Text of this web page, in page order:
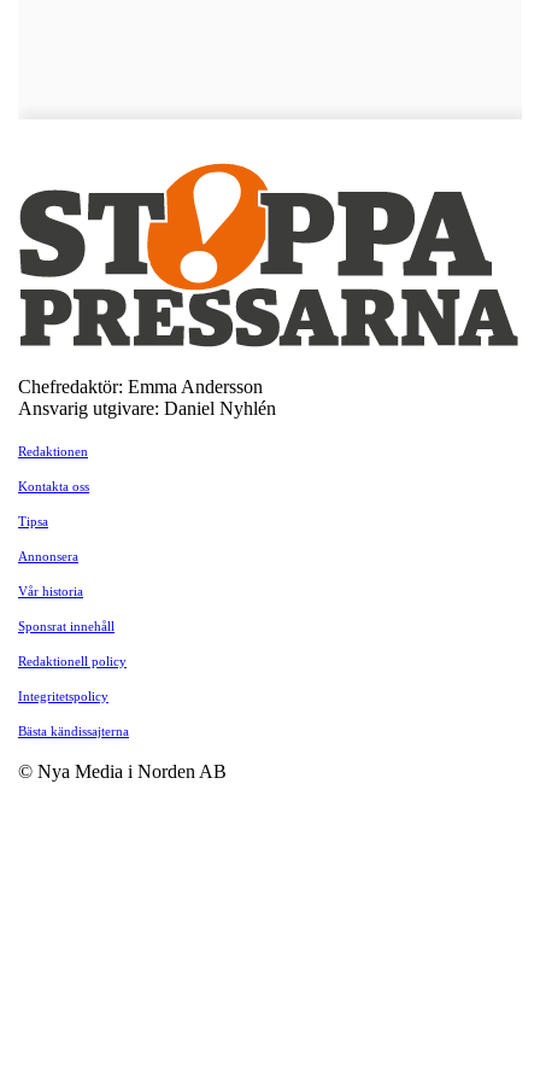
Chefredaktör: Emma Andersson
Ansvarig utgivare: Daniel Nyhlén
Redaktionen
Kontakta oss
Tipsa
Annonsera
Vår historia
Sponsrat innehåll
Redaktionell policy
Integritetspolicy
Bästa kändissajterna
© Nya Media i Norden AB